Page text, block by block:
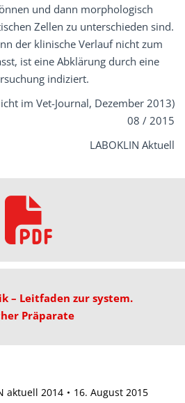
und dann morphologisch
Zellen zu unterschie­den sind.
der klinische Verlauf nicht zum
ist eine Abklärung durch eine
indiziert.
im Vet-Journal, Dezember 2013)
08 / 2015
LABOKLIN Aktuell
– Leitfaden zur system.
Präparate
aktuell 2014 16. August 2015